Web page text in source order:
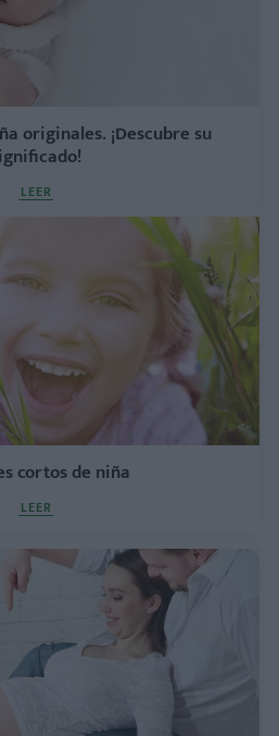
originales. ¡Descubre su
LEER
cortos de niña
LEER